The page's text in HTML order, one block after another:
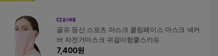
골프 등산 스포츠 마스크 쿨링페이스 마스크 넥커
버 자전거마스크 귀걸이형쿨스카프
7,400원